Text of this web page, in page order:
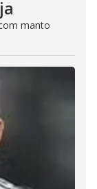
manto